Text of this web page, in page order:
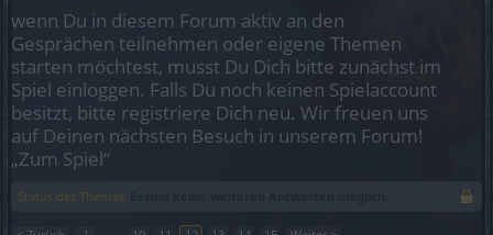
wenn Du in diesem Forum aktiv an den
Gesprächen teilnehmen oder eigene Themen
starten möchtest, musst Du Dich bitte zunächst im
Spiel einloggen. Falls Du noch keinen Spielaccount
besitzt, bitte registriere Dich neu. Wir freuen uns
auf Deinen nächsten Besuch in unserem Forum!
„Zum Spiel“
Status des Themas: